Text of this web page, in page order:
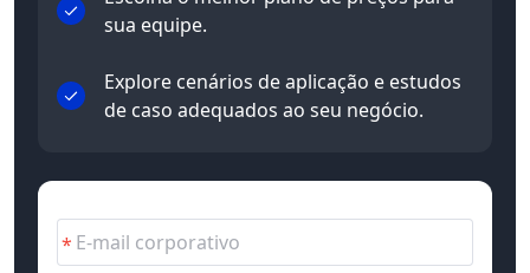
sua equipe.
Explore cenários de aplicação e estudos
de caso adequados ao seu negócio.